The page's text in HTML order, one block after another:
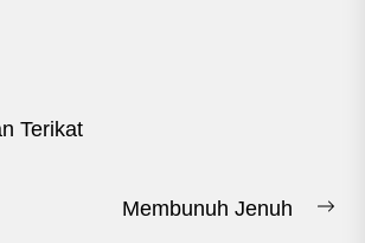
Terikat
Membunuh Jenuh